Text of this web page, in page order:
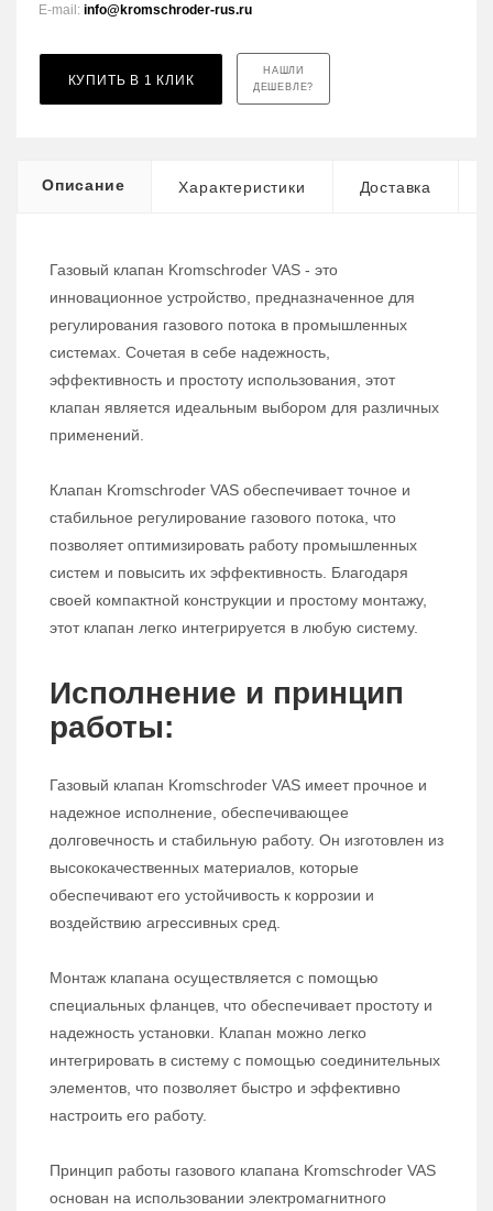
E-mail: info@kromschroder-rus.ru
КУПИТЬ В 1 КЛИК
НАШЛИ
ДЕШЕВЛЕ?
Описание Характеристики Доставка
Газовый клапан Kromschroder VAS - это
инновационное устройство, предназначенное для
регулирования газового потока в промышленных
системах. Сочетая в себе надежность,
эффективность и простоту использования, этот
клапан является идеальным выбором для различных
применений.
Клапан Kromschroder VAS обеспечивает точное и
стабильное регулирование газового потока, что
позволяет оптимизировать работу промышленных
систем и повысить их эффективность. Благодаря
своей компактной конструкции и простому монтажу,
этот клапан легко интегрируется в любую систему.
Исполнение и принцип
работы:
Газовый клапан Kromschroder VAS имеет прочное и
надежное исполнение, обеспечивающее
долговечность и стабильную работу. Он изготовлен из
высококачественных материалов, которые
обеспечивают его устойчивость к коррозии и
воздействию агрессивных сред.
Монтаж клапана осуществляется с помощью
специальных фланцев, что обеспечивает простоту и
надежность установки. Клапан можно легко
интегрировать в систему с помощью соединительных
элементов, что позволяет быстро и эффективно
настроить его работу.
Принцип работы газового клапана Kromschroder VAS
основан на использовании электромагнитного